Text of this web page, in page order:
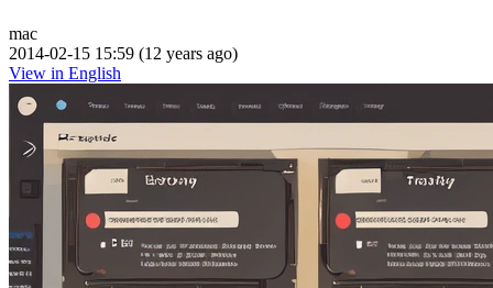
mac
2014-02-15 15:59 (12 years ago)
View in English